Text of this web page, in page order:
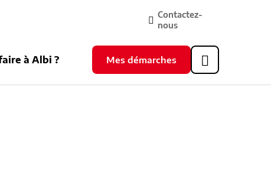
Header
Contactez-
nous
à Albi ? Mes démarches